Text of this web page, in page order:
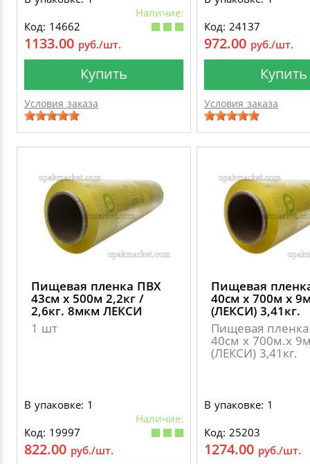
Наличие:
Код: 14662
1133.00 руб./шт.
Купить
Условия заказа
Код: 24137
972.00 руб./шт.
Купить
Условия заказа
Пищевая пленка ПВХ
43см х 500м 2,2кг /
2,6кг. 8мкм ЛЕКСИ
1 шт
В упаковке: 1
Наличие:
Код: 19997
822.00 руб./шт.
Пищевая
40см х 700м х
(ЛЕКСИ) 3,41кг.
Пищевая
40см х 700м.х
(ЛЕКСИ) 3,41кг.
В упаковке: 1
Код: 25203
1274.00 руб./шт.